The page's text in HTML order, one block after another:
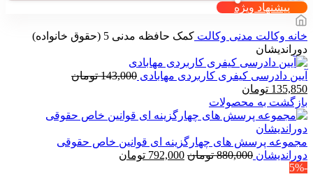
پیشنهاد ویژه
خانه وکالت مدنی وکالت
کمک حافظه مدنی 5 (حقوق خانواده)
دوراندیشان
آیین دادرسی کیفری کاربردی مهابادی 143,000 تومان
قیمت
اصلی
143,000 تومان
بود.
135,850 تومان
فعلی
135,850 تومان
بازگشت به محصولات
مجموعه پرسش های چهارگزینه ای قوانین خاص حقوقی
دوراندیشان 880,000 تومان قیمت
792,000 تومان
-5%